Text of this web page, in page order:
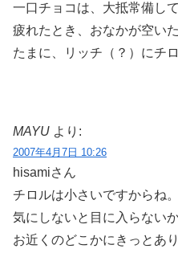
一口チョコは、大抵常備し
疲れたとき、おなかが空い
たまに、リッチ（？）にチ
MAYU より:
2007年4月7日 10:26
hisamiさん
チロルは小さいですからね。
気にしないと目に入らないか
お近くのどこかにきっとあり